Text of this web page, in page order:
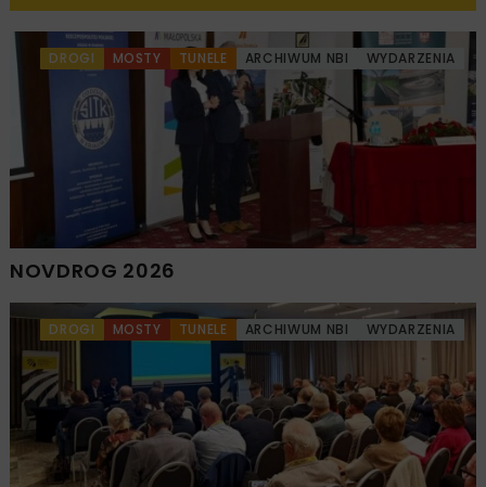
DROGI MOSTY TUNELE ARCHIWUM NBI WYDARZENIA
NOVDROG 2026
DROGI MOSTY TUNELE ARCHIWUM NBI WYDARZENIA